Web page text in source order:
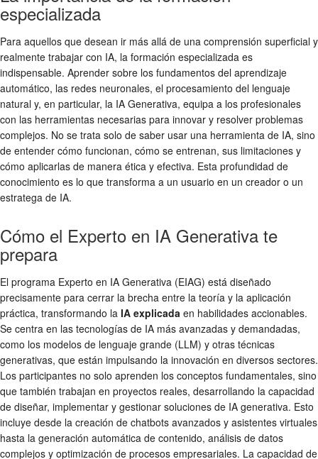
especializada
Para aquellos que desean ir más allá de una comprensión superficial y
realmente trabajar con IA, la formación especializada es
indispensable. Aprender sobre los fundamentos del aprendizaje
automático, las redes neuronales, el procesamiento del lenguaje
natural y, en particular, la IA Generativa, equipa a los profesionales
con las herramientas necesarias para innovar y resolver problemas
complejos. No se trata solo de saber usar una herramienta de IA, sino
de entender cómo funcionan, cómo se entrenan, sus limitaciones y
cómo aplicarlas de manera ética y efectiva. Esta profundidad de
conocimiento es lo que transforma a un usuario en un creador o un
estratega de IA.
Cómo el Experto en IA Generativa te
prepara
El programa Experto en IA Generativa (EIAG) está diseñado
precisamente para cerrar la brecha entre la teoría y la aplicación
práctica, transformando la IA explicada en habilidades accionables.
Se centra en las tecnologías de IA más avanzadas y demandadas,
como los modelos de lenguaje grande (LLM) y otras técnicas
generativas, que están impulsando la innovación en diversos sectores.
Los participantes no solo aprenden los conceptos fundamentales, sino
que también trabajan en proyectos reales, desarrollando la capacidad
de diseñar, implementar y gestionar soluciones de IA generativa. Esto
incluye desde la creación de chatbots avanzados y asistentes virtuales
hasta la generación automática de contenido, análisis de datos
complejos y optimización de procesos empresariales. La capacidad de